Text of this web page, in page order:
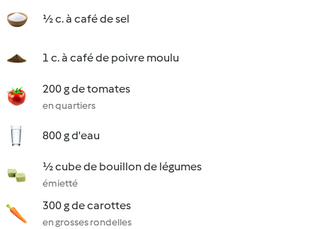
½ c. à café de sel
1 c. à café de poivre moulu
200 g de tomates
en quartiers
800 g d'eau
½ cube de bouillon de légumes
émietté
300 g de carottes
en grosses rondelles